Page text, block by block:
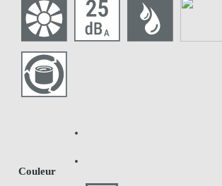
Couleur